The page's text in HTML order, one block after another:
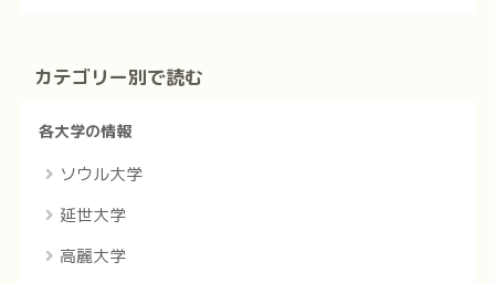
カテゴリー別で読む
各大学の情報
ソウル大学
延世大学
高麗大学